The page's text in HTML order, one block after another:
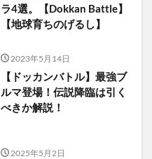
ラ4選。【Dokkan Battle】
【地球育ちのげるし】
2023年5月14日
【ドッカンバトル】最強ブ
ルマ登場！伝説降臨は引く
べきか解説！
2025年5月2日